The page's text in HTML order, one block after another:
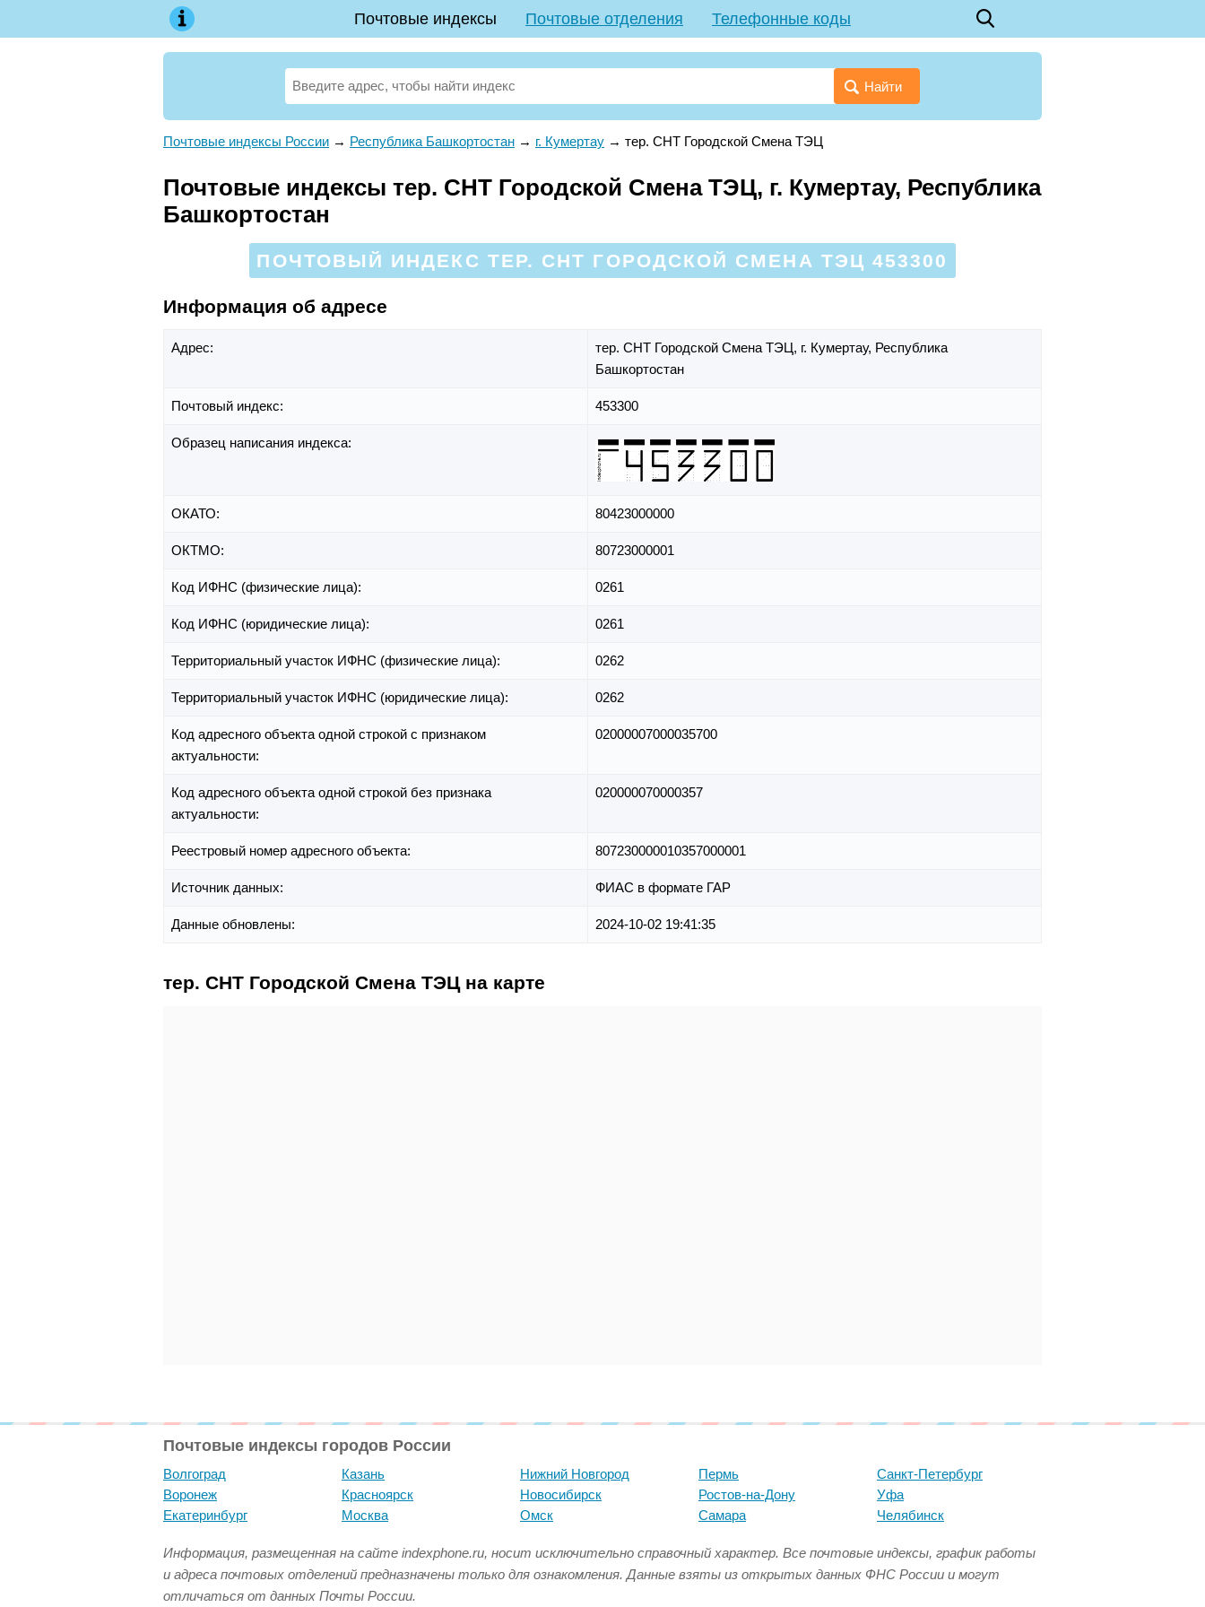
Почтовые индексы Почтовые отделения Телефонные коды
Найти
Почтовые индексы России → Республика Башкортостан → г. Кумертау → тер. СНТ Городской Смена ТЭЦ
Почтовые индексы тер. СНТ Городской Смена ТЭЦ, г. Кумертау, Республика
Башкортостан
ПОЧТОВЫЙ ИНДЕКС ТЕР. СНТ ГОРОДСКОЙ СМЕНА ТЭЦ 453300
Информация об адресе
Адрес: тер. СНТ Городской Смена ТЭЦ, г. Кумертау, Республика
Башкортостан
Почтовый индекс: 453300
Образец написания индекса:
ОКАТО: 80423000000
ОКТМО: 80723000001
Код ИФНС (физические лица): 0261
Код ИФНС (юридические лица): 0261
Территориальный участок ИФНС (физические лица): 0262
Территориальный участок ИФНС (юридические лица): 0262
Код адресного объекта одной строкой с признаком
актуальности:
02000007000035700
Код адресного объекта одной строкой без признака
актуальности:
020000070000357
Реестровый номер адресного объекта: 807230000010357000001
Источник данных: ФИАС в формате ГАР
Данные обновлены: 2024-10-02 19:41:35
тер. СНТ Городской Смена ТЭЦ на карте
Почтовые индексы городов России
Волгоград
Воронеж
Екатеринбург
Казань
Красноярск
Москва
Нижний Новгород
Новосибирск
Омск
Пермь
Ростов-на-Дону
Самара
Санкт-Петербург
Уфа
Челябинск
Информация, размещенная на сайте indexphone.ru, носит исключительно справочный характер. Все почтовые индексы, график работы
и адреса почтовых отделений предназначены только для ознакомления. Данные взяты из открытых данных ФНС России и могут
отличаться от данных Почты России.